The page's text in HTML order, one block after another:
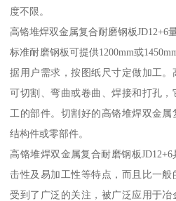
度不限。
高铬堆焊双金属复合耐磨钢板JD12+6
标准耐磨钢板可提供1200mm或
据用户需求，按图纸尺寸定做加工
可切割、弯曲或卷曲、焊接和打孔
工的部件。切割好的高铬堆焊双金
结构件或零部件。
高铬堆焊双金属复合耐磨钢板
击性及易加工性等特点，而且比一
受到了广泛的关注，被广泛应用于